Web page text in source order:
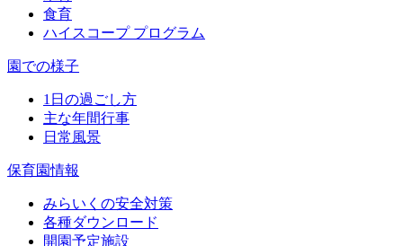
食育
ハイスコープ プログラム
園での様子
1日の過ごし方
主な年間行事
日常風景
保育園情報
みらいくの安全対策
各種ダウンロード
開園予定施設